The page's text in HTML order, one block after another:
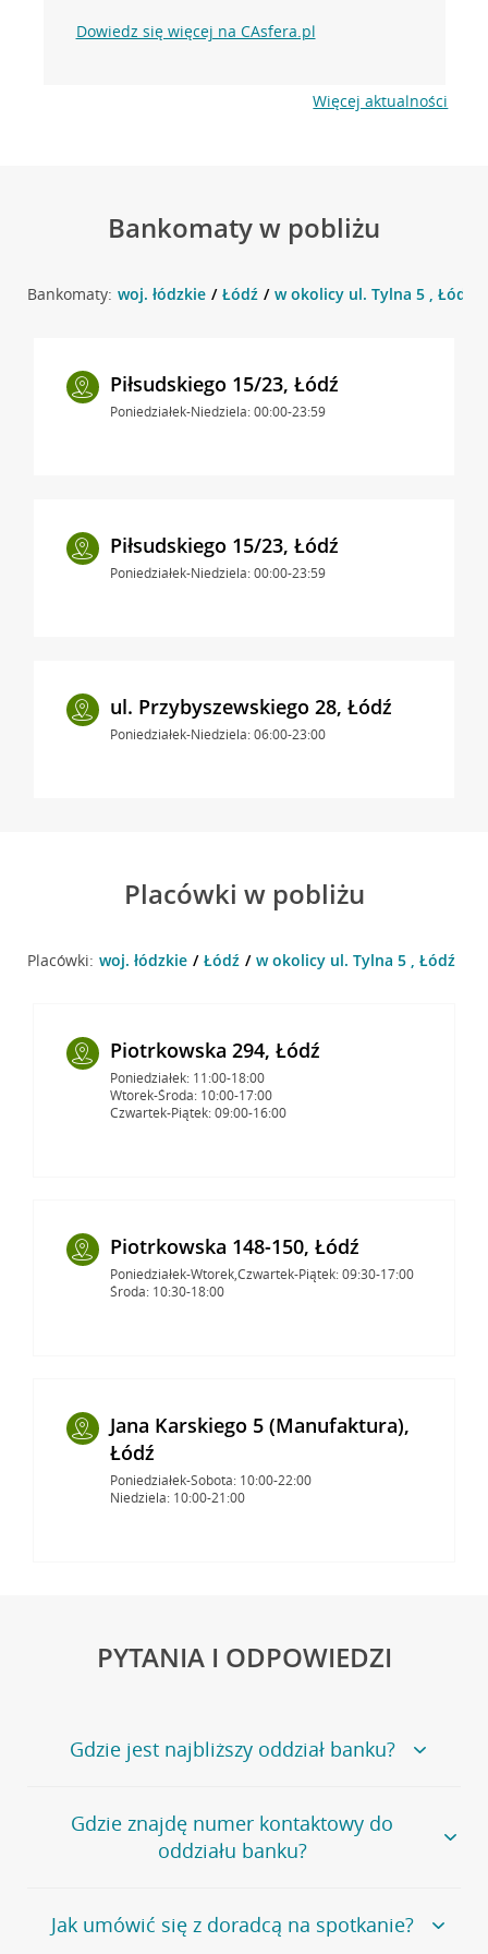
Dowiedz się więcej na CAsfera.pl
Więcej aktualności
Bankomaty w pobliżu
Bankomaty: woj. łódzkie Łódź w okolicy ul. Tylna 5 , Łódź
Piłsudskiego 15/23, Łódź
Poniedziałek-Niedziela: 00:00-23:59
Piłsudskiego 15/23, Łódź
Poniedziałek-Niedziela: 00:00-23:59
ul. Przybyszewskiego 28, Łódź
Poniedziałek-Niedziela: 06:00-23:00
Placówki w pobliżu
Placówki: woj. łódzkie Łódź w okolicy ul. Tylna 5 , Łódź
Piotrkowska 294, Łódź
Poniedziałek: 11:00-18:00
Wtorek-Środa: 10:00-17:00
Czwartek-Piątek: 09:00-16:00
Piotrkowska 148-150, Łódź
Poniedziałek-Wtorek,Czwartek-Piątek: 09:30-17:00
Środa: 10:30-18:00
Jana Karskiego 5 (Manufaktura),
Łódź
Poniedziałek-Sobota: 10:00-22:00
Niedziela: 10:00-21:00
PYTANIA I ODPOWIEDZI
Gdzie jest najbliższy oddział banku?
Jeśli szukasz oddziału naszego banku, zapraszamy na
stronęPlacówki i bankomaty, na której znajduje się
wygodna wyszukiwarka.
oddziałów
Gdzie znajdę numer kontaktowy do
oddziału banku?
Bank Credit Agricole nie udostępnia ogólnego numeru
telefonu do placówki bankowej.
Jak umówić się z doradcą na spotkanie?